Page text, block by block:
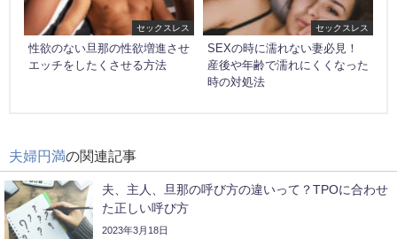
セックスレス
性欲のない旦那の性欲増進させ
エッチをしたくさせる方法
セックスレス
SEXの時に濡れない妻必見！
産後や年齢で濡れにくくなった
時の対処法
夫婦円満の関連記事
夫、主人、旦那の呼び方の違いって？TPOに合わせ
た正しい呼び方
2023年3月18日